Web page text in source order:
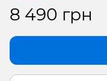
8 490 грн